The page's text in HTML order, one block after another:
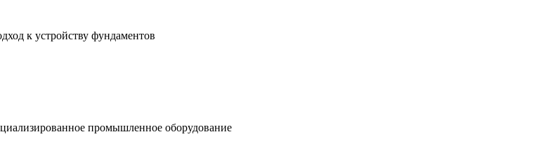
к устройству фундаментов
промышленное оборудование